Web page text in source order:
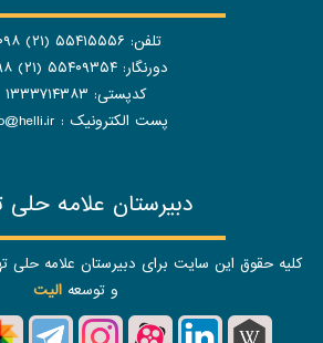
تلفن: ۵۵۴۱۵۵۵۶ (۲۱) ۰۰۹۸
دورنگار: ۵۵۴۰۹۳۵۴ (۲۱) ۰۰۹۸
کدپستی: ۱۳۳۳۷۱۴۳۸۳
پست الکترونیک :
دبیرستان علامه حلی
کلیه حقوق این سایت برای دبیرستان علامه
و توسعهالیت